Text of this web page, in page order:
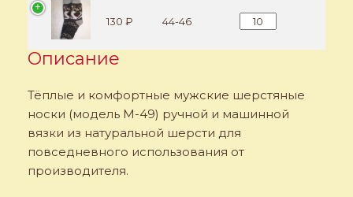
130 ₽ 44-46 Количество
Описание
Тёплые и комфортные мужские шерстяные
носки (модель M-49) ручной и машинной
вязки из натуральной шерсти для
повседневного использования от
производителя.